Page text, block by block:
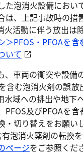
た泡消火設備におい
は、上記事故時の措
活動に伴う放出は
＞PFOS・PFOAを
いて
車両の衝突や設備
含む泡消火剤の誤
水域への排出や地下
PFOS及びPFOAを
切り替えをお願い
泡消火薬剤の転換
ページをご参照くだ